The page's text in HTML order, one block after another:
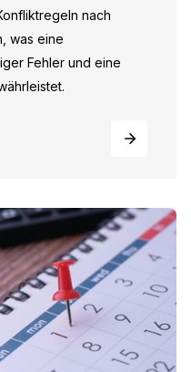
nach
was eine
Fehler und eine